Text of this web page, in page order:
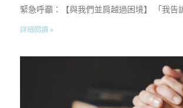
緊急呼籲：【與我們並肩越過困境】 「我告
詳細閱讀 »